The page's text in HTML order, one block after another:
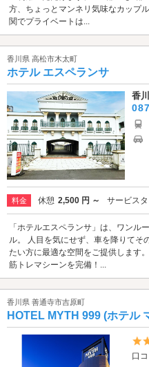
方、ちょっとマンネリ気味なカップ
関でプライベートは...
香川県 高松市木太町
ホテル エスペランサ
香
料金 休憩 2,500 円 ～ サービス
「ホテルエスペランサ」は、ワンル
ル。 人目を気にせず、車を降りてそ
たい方に最適な空間をご提供します
筋トレマシーンを完備！...
香川県 善通寺市吉原町
HOTEL MYTH 999 (ホテル
口